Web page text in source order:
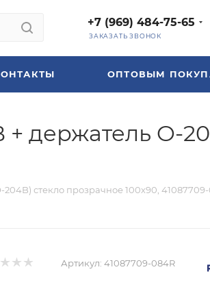
+7 (969) 484-75-65
ЗАКАЗАТЬ ЗВОНОК
ОПТОВЫМ
+ держатель O-
204B) стекло прозрачное 100х90,
Артикул: 41087709-084R